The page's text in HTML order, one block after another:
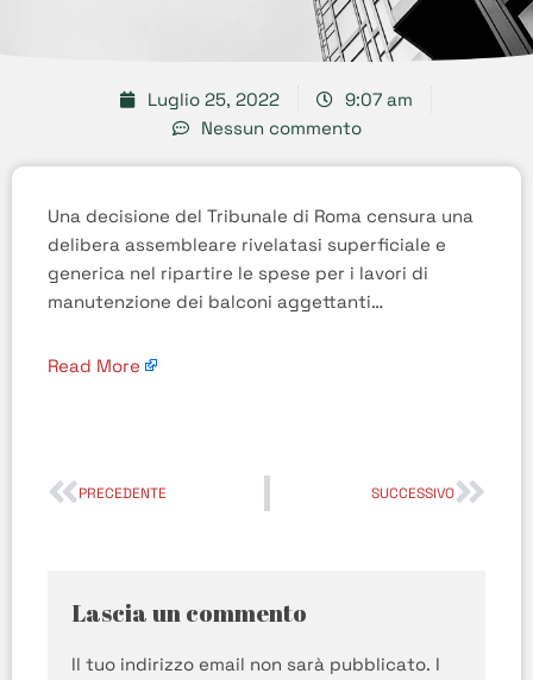
Luglio 25, 2022
9:07 am
Nessun commento
Una decisione del Tribunale di Roma censura una
delibera assembleare rivelatasi superficiale e
generica nel ripartire le spese per i lavori di
manutenzione dei balconi aggettanti…
Read More
PRECEDENTE SUCCESSIVO
Lascia un commento
Il tuo indirizzo email non sarà pubblicato. I